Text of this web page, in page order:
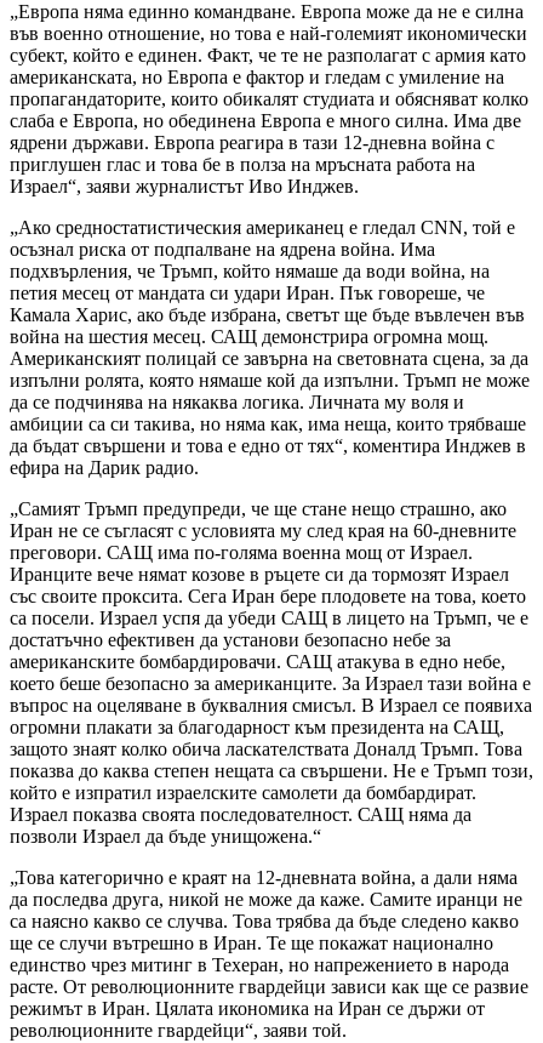
„Европа няма единно командване. Европа може да не е силна
във военно отношение, но това е най-големият икономически
субект, който е единен. Факт, че те не разполагат с армия като
американската, но Европа е фактор и гледам с умиление на
пропагандаторите, които обикалят студиата и обясняват колко
слаба е Европа, но обединена Европа е много силна. Има две
ядрени държави. Европа реагира в тази 12-дневна война с
приглушен глас и това бе в полза на мръсната работа на
Израел“, заяви журналистът Иво Инджев.
„Ако средностатистическия американец е гледал CNN, той е
осъзнал риска от подпалване на ядрена война. Има
подхвърления, че Тръмп, който нямаше да води война, на
петия месец от мандата си удари Иран. Пък говореше, че
Камала Харис, ако бъде избрана, светът ще бъде въвлечен във
война на шестия месец. САЩ демонстрира огромна мощ.
Американският полицай се завърна на световната сцена, за да
изпълни ролята, която нямаше кой да изпълни. Тръмп не може
да се подчинява на някаква логика. Личната му воля и
амбиции са си такива, но няма как, има неща, които трябваше
да бъдат свършени и това е едно от тях“, коментира Инджев в
ефира на Дарик радио.
„Самият Тръмп предупреди, че ще стане нещо страшно, ако
Иран не се съгласят с условията му след края на 60-дневните
преговори. САЩ има по-голяма военна мощ от Израел.
Иранците вече нямат козове в ръцете си да тормозят Израел
със своите проксита. Сега Иран бере плодовете на това, което
са посели. Израел успя да убеди САЩ в лицето на Тръмп, че е
достатъчно ефективен да установи безопасно небе за
американските бомбардировачи. САЩ атакува в едно небе,
което беше безопасно за американците. За Израел тази война е
въпрос на оцеляване в буквалния смисъл. В Израел се появиха
огромни плакати за благодарност към президента на САЩ,
защото знаят колко обича ласкателствата Доналд Тръмп. Това
показва до каква степен нещата са свършени. Не е Тръмп този,
който е изпратил израелските самолети да бомбардират.
Израел показва своята последователност. САЩ няма да
позволи Израел да бъде унищожена.“
„Това категорично е краят на 12-дневната война, а дали няма
да последва друга, никой не може да каже. Самите иранци не
са наясно какво се случва. Това трябва да бъде следено какво
ще се случи вътрешно в Иран. Те ще покажат национално
единство чрез митинг в Техеран, но напрежението в народа
расте. От революционните гвардейци зависи как ще се развие
режимът в Иран. Цялата икономика на Иран се държи от
революционните гвардейци“, заяви той.